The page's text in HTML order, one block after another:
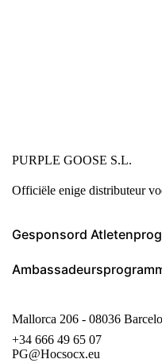
PURPLE GOOSE S.L.
Officiële enige distributeur
Mallorca 206 - 08036
+34 666 49 65 07
PG@Hocsocx.eu
Gesponsord